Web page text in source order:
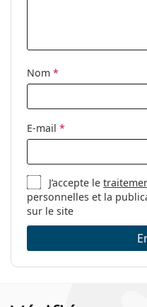
Accessoires
Étui:
nettoyage:
Autres
Catégorie:
Marque:
Max
Code:
MM
Nom *
E-mail *
J’accepte le
personnelles et la
sur le site